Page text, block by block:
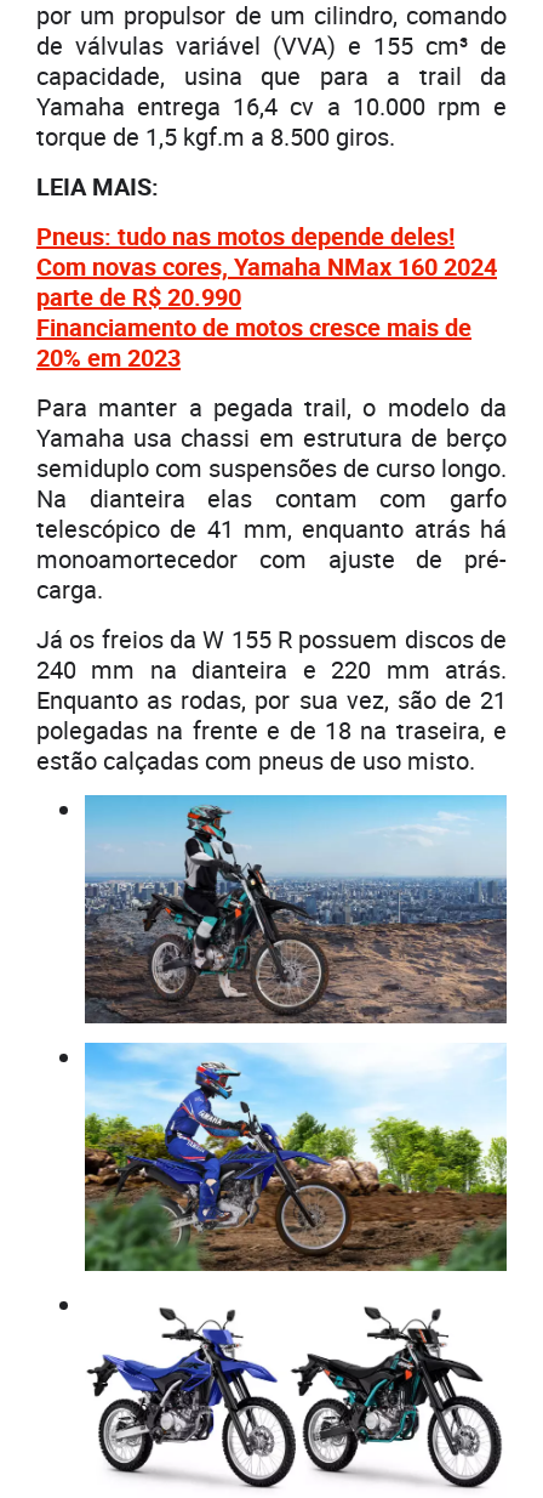
por um propulsor de um cilindro, comando
de válvulas variável (VVA) e 155 cm³ de
capacidade, usina que para a trail da
Yamaha entrega 16,4 cv a 10.000 rpm e
torque de 1,5 kgf.m a 8.500 giros.
LEIA MAIS:
Pneus: tudo nas motos depende deles!
Com novas cores, Yamaha NMax 160 2024
parte de R$ 20.990
Financiamento de motos cresce mais de
20% em 2023
Para manter a pegada trail, o modelo da
Yamaha usa chassi em estrutura de berço
semiduplo com suspensões de curso longo.
Na dianteira elas contam com garfo
telescópico de 41 mm, enquanto atrás há
monoamortecedor com ajuste de pré-
carga.
Já os freios da W 155 R possuem discos de
240 mm na dianteira e 220 mm atrás.
Enquanto as rodas, por sua vez, são de 21
polegadas na frente e de 18 na traseira, e
estão calçadas com pneus de uso misto.